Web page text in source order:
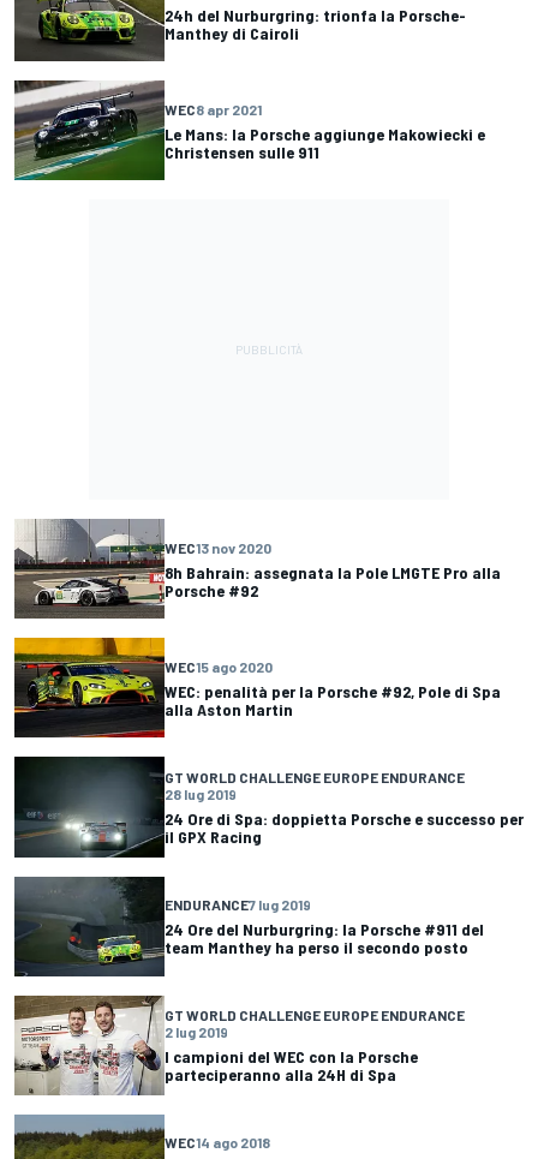
24h del Nurburgring: trionfa la Porsche-
Manthey di Cairoli
WEC8 apr 2021
Le Mans: la Porsche aggiunge Makowiecki e
Christensen sulle 911
WEC13 nov 2020
8h Bahrain: assegnata la Pole LMGTE Pro alla
Porsche #92
WEC15 ago 2020
WEC: penalità per la Porsche #92, Pole di Spa
alla Aston Martin
GT WORLD CHALLENGE EUROPE ENDURANCE
28 lug 2019
24 Ore di Spa: doppietta Porsche e successo per
il GPX Racing
ENDURANCE7 lug 2019
24 Ore del Nurburgring: la Porsche #911 del
team Manthey ha perso il secondo posto
GT WORLD CHALLENGE EUROPE ENDURANCE
2 lug 2019
I campioni del WEC con la Porsche
parteciperanno alla 24H di Spa
WEC14 ago 2018